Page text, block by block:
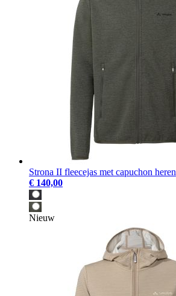
Strona II fleecejas met capuchon heren
€ 140,00
Nieuw